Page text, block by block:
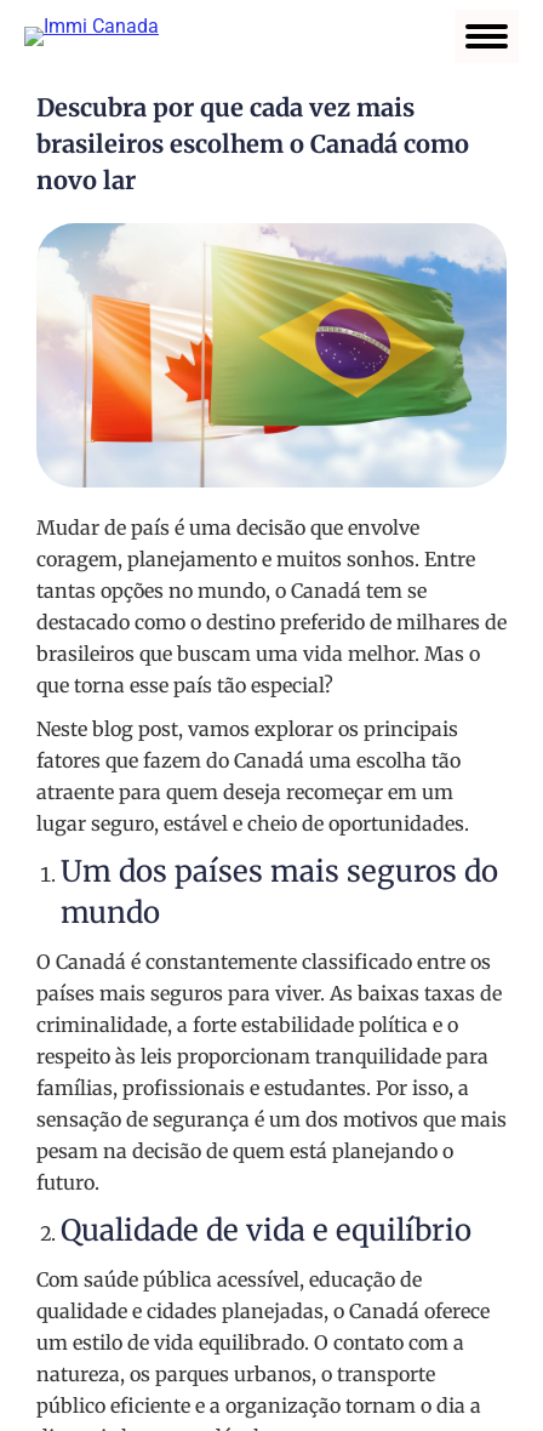
Descubra por que cada vez mais
brasileiros escolhem o Canadá como
novo lar
Mudar de país é uma decisão que envolve
coragem, planejamento e muitos sonhos. Entre
tantas opções no mundo, o Canadá tem se
destacado como o destino preferido de milhares de
brasileiros que buscam uma vida melhor. Mas o
que torna esse país tão especial?
Neste blog post, vamos explorar os principais
fatores que fazem do Canadá uma escolha tão
atraente para quem deseja recomeçar em um
lugar seguro, estável e cheio de oportunidades.
Um dos países mais seguros do
mundo
O Canadá é constantemente classificado entre os
países mais seguros para viver. As baixas taxas de
criminalidade, a forte estabilidade política e o
respeito às leis proporcionam tranquilidade para
famílias, profissionais e estudantes. Por isso, a
sensação de segurança é um dos motivos que mais
pesam na decisão de quem está planejando o
futuro.
Qualidade de vida e equilíbrio
Com saúde pública acessível, educação de
qualidade e cidades planejadas, o Canadá oferece
um estilo de vida equilibrado. O contato com a
natureza, os parques urbanos, o transporte
público eficiente e a organização tornam o dia a